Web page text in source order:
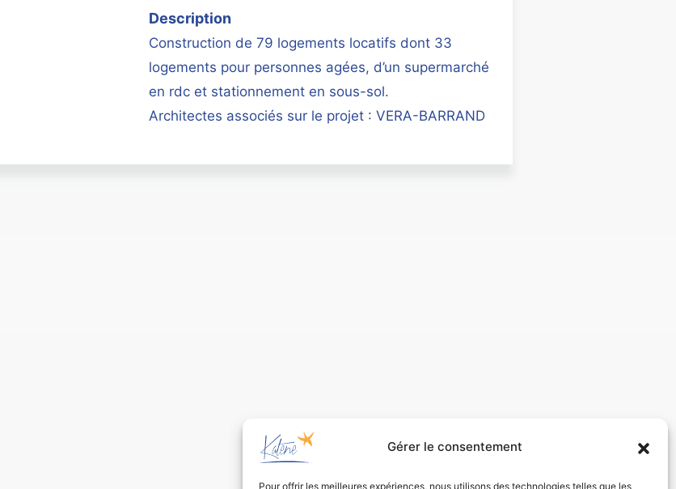
Gérer le consentement
Pour offrir les meilleures expériences, nous utilisons des technologies telles que les
Description
Construction de 79 logements locatifs dont 33
logements pour personnes agées, d’un supermarché
en rdc et stationnement en sous-sol.
Architectes associés sur le projet : VERA-BARRAND